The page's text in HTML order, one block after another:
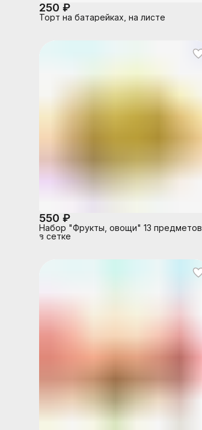
250 ₽
Торт на батарейках, на листе
550 ₽
Набор "Фрукты, овощи" 13 предметов
в сетке